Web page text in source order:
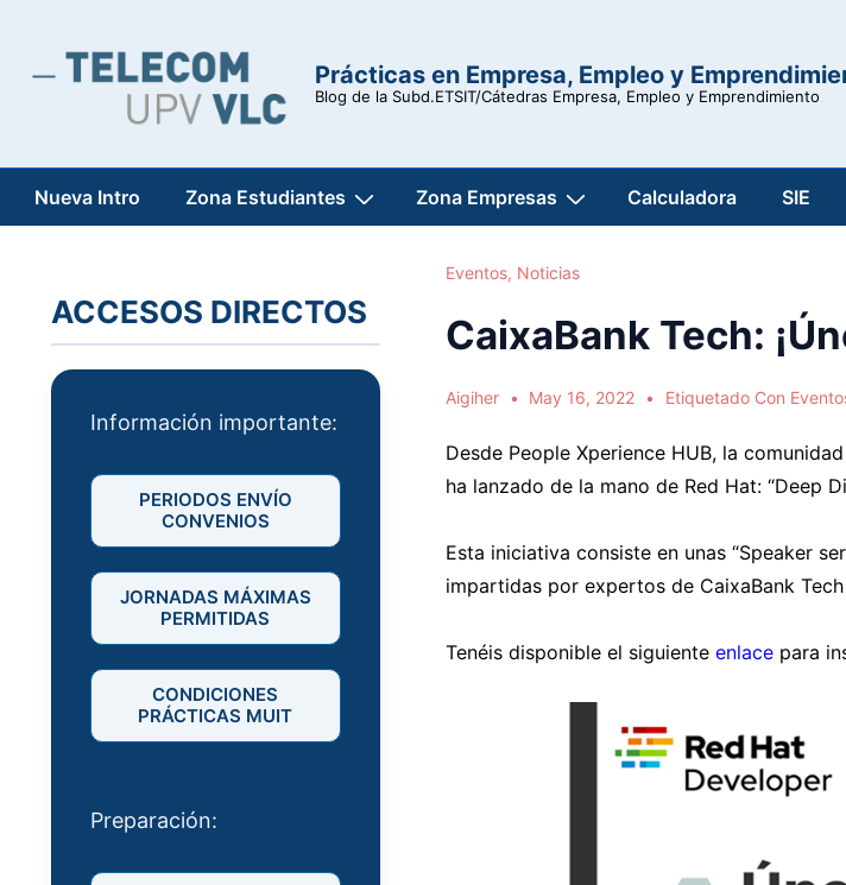
Prácticas en Empresa, Empleo y
Blog de la Subd.ETSIT/Cátedras Empresa, Empleo y Emprendimiento
Navegación
Nueva Intro Zona Estudiantes Zona Empresas Calculadora SIE
Eventos, Noticias
CaixaBank Tech:
Aigiher May 16, 2022 Etiquetado Con
Desde People Xperience HUB, la
ha lanzado de la mano de Red Hat: “Deep
Esta iniciativa consiste en unas “Speaker
impartidas por expertos de CaixaBank
Tenéis disponible el siguiente enlace para
ACCESOS DIRECTOS
Información importante:
PERIODOS ENVÍO
CONVENIOS
JORNADAS MÁXIMAS
PERMITIDAS
CONDICIONES
PRÁCTICAS MUIT
Preparación: